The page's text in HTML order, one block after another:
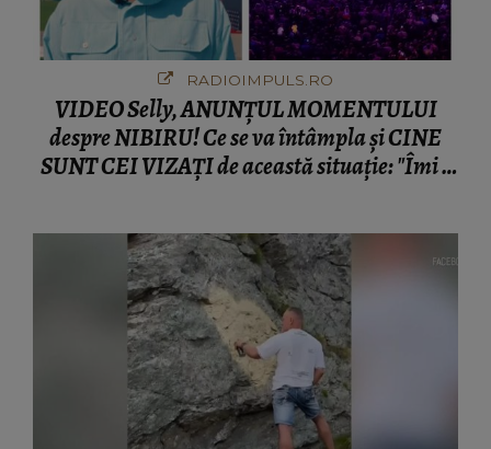
RADIOIMPULS.RO
VIDEO Selly, ANUNȚUL MOMENTULUI
despre NIBIRU! Ce se va întâmpla și CINE
SUNT CEI VIZAȚI de această situație: "Îmi e